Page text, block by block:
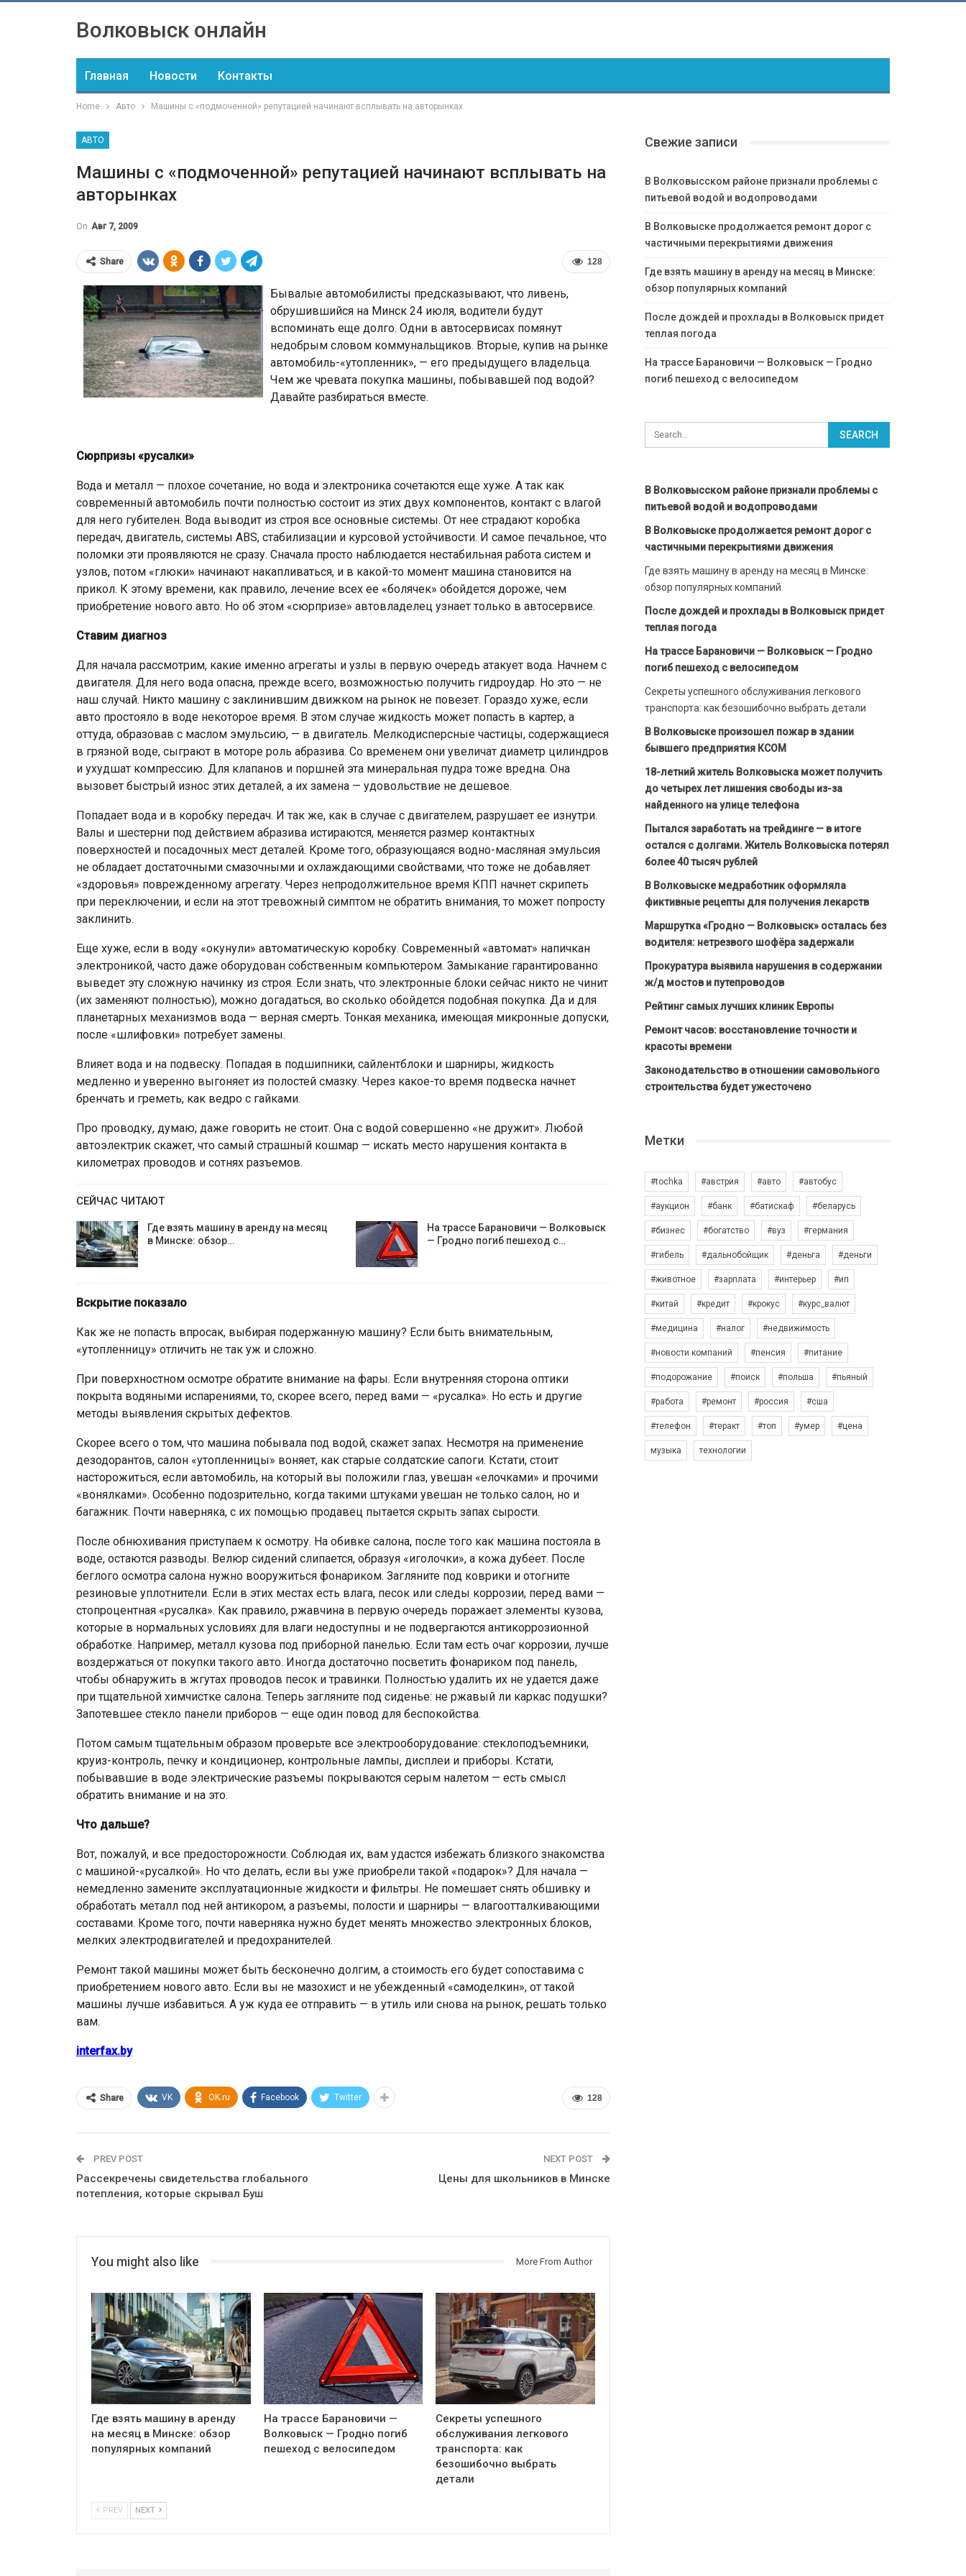
Волковыск онлайн
Главная Новости Контакты
Home Авто Машины с «подмоченной» репутацией начинают всплывать на авторынках
АВТО
Машины с «подмоченной» репутацией начинают всплывать на
авторынках
On Авг 7, 2009
128
Share
Бывалые автомобилисты предсказывают, что ливень,
обрушившийся на Минск 24 июля, водители будут
вспоминать еще долго. Одни в автосервисах помянут
недобрым словом коммунальщиков. Вторые, купив на рынке
автомобиль-«утопленник», — его предыдущего владельца.
Чем же чревата покупка машины, побывавшей под водой?
Давайте разбираться вместе.
Сюрпризы «русалки»
Вода и металл — плохое сочетание, но вода и электроника сочетаются еще хуже. А так как
современный автомобиль почти полностью состоит из этих двух компонентов, контакт с влагой
для него губителен. Вода выводит из строя все основные системы. От нее страдают коробка
передач, двигатель, системы ABS, стабилизации и курсовой устойчивости. И самое печальное, что
поломки эти проявляются не сразу. Сначала просто наблюдается нестабильная работа систем и
узлов, потом «глюки» начинают накапливаться, и в какой-то момент машина становится на
прикол. К этому времени, как правило, лечение всех ее «болячек» обойдется дороже, чем
приобретение нового авто. Но об этом «сюрпризе» автовладелец узнает только в автосервисе.
Ставим диагноз
Для начала рассмотрим, какие именно агрегаты и узлы в первую очередь атакует вода. Начнем с
двигателя. Для него вода опасна, прежде всего, возможностью получить гидроудар. Но это — не
наш случай. Никто машину с заклинившим движком на рынок не повезет. Гораздо хуже, если
авто простояло в воде некоторое время. В этом случае жидкость может попасть в картер, а
оттуда, образовав с маслом эмульсию, — в двигатель. Мелкодисперсные частицы, содержащиеся
в грязной воде, сыграют в моторе роль абразива. Со временем они увеличат диаметр цилиндров
и ухудшат компрессию. Для клапанов и поршней эта минеральная пудра тоже вредна. Она
вызовет быстрый износ этих деталей, а их замена — удовольствие не дешевое.
Попадает вода и в коробку передач. И так же, как в случае с двигателем, разрушает ее изнутри.
Валы и шестерни под действием абразива истираются, меняется размер контактных
поверхностей и посадочных мест деталей. Кроме того, образующаяся водно-масляная эмульсия
не обладает достаточными смазочными и охлаждающими свойствами, что тоже не добавляет
«здоровья» поврежденному агрегату. Через непродолжительное время КПП начнет скрипеть
при переключении, и если на этот тревожный симптом не обратить внимания, то может попросту
заклинить.
Еще хуже, если в воду «окунули» автоматическую коробку. Современный «автомат» напичкан
электроникой, часто даже оборудован собственным компьютером. Замыкание гарантированно
выведет эту сложную начинку из строя. Если знать, что электронные блоки сейчас никто не чинит
(их заменяют полностью), можно догадаться, во сколько обойдется подобная покупка. Да и для
планетарных механизмов вода — верная смерть. Тонкая механика, имеющая микронные допуски,
после «шлифовки» потребует замены.
Влияет вода и на подвеску. Попадая в подшипники, сайлентблоки и шарниры, жидкость
медленно и уверенно выгоняет из полостей смазку. Через какое-то время подвеска начнет
бренчать и греметь, как ведро с гайками.
Про проводку, думаю, даже говорить не стоит. Она с водой совершенно «не дружит». Любой
автоэлектрик скажет, что самый страшный кошмар — искать место нарушения контакта в
километрах проводов и сотнях разъемов.
СЕЙЧАС ЧИТАЮТ
Где взять машину в аренду на месяц
в Минске: обзор…
На трассе Барановичи — Волковыск
— Гродно погиб пешеход с…
Вскрытие показало
Как же не попасть впросак, выбирая подержанную машину? Если быть внимательным,
«утопленницу» отличить не так уж и сложно.
При поверхностном осмотре обратите внимание на фары. Если внутренняя сторона оптики
покрыта водяными испарениями, то, скорее всего, перед вами — «русалка». Но есть и другие
методы выявления скрытых дефектов.
Скорее всего о том, что машина побывала под водой, скажет запах. Несмотря на применение
дезодорантов, салон «утопленницы» воняет, как старые солдатские сапоги. Кстати, стоит
насторожиться, если автомобиль, на который вы положили глаз, увешан «елочками» и прочими
«вонялками». Особенно подозрительно, когда такими штуками увешан не только салон, но и
багажник. Почти наверняка, с их помощью продавец пытается скрыть запах сырости.
После обнюхивания приступаем к осмотру. На обивке салона, после того как машина постояла в
воде, остаются разводы. Велюр сидений слипается, образуя «иголочки», а кожа дубеет. После
беглого осмотра салона нужно вооружиться фонариком. Загляните под коврики и отогните
резиновые уплотнители. Если в этих местах есть влага, песок или следы коррозии, перед вами —
стопроцентная «русалка». Как правило, ржавчина в первую очередь поражает элементы кузова,
которые в нормальных условиях для влаги недоступны и не подвергаются антикоррозионной
обработке. Например, металл кузова под приборной панелью. Если там есть очаг коррозии, лучше
воздержаться от покупки такого авто. Иногда достаточно посветить фонариком под панель,
чтобы обнаружить в жгутах проводов песок и травинки. Полностью удалить их не удается даже
при тщательной химчистке салона. Теперь загляните под сиденье: не ржавый ли каркас подушки?
Запотевшее стекло панели приборов — еще один повод для беспокойства.
Потом самым тщательным образом проверьте все электрооборудование: стеклоподъемники,
круиз-контроль, печку и кондиционер, контрольные лампы, дисплеи и приборы. Кстати,
побывавшие в воде электрические разъемы покрываются серым налетом — есть смысл
обратить внимание и на это.
Что дальше?
Вот, пожалуй, и все предосторожности. Соблюдая их, вам удастся избежать близкого знакомства
с машиной-«русалкой». Но что делать, если вы уже приобрели такой «подарок»? Для начала —
немедленно замените эксплуатационные жидкости и фильтры. Не помешает снять обшивку и
обработать металл под ней антикором, а разъемы, полости и шарниры — влагоотталкивающими
составами. Кроме того, почти наверняка нужно будет менять множество электронных блоков,
мелких электродвигателей и предохранителей.
Ремонт такой машины может быть бесконечно долгим, а стоимость его будет сопоставима с
приобретением нового авто. Если вы не мазохист и не убежденный «самоделкин», от такой
машины лучше избавиться. А уж куда ее отправить — в утиль или снова на рынок, решать только
вам.
interfax.by
128
Share VK OK.ru Facebook Twitter
PREV POST
Рассекречены свидетельства глобального
потепления, которые скрывал Буш
NEXT POST
Цены для школьников в Минске
You might also like More From Author
Где взять машину в аренду
на месяц в Минске: обзор
популярных компаний
На трассе Барановичи —
Волковыск — Гродно погиб
пешеход с велосипедом
Секреты успешного
обслуживания легкового
транспорта: как
безошибочно выбрать
детали
PREV NEXT
Свежие записи
В Волковысском районе признали проблемы с
питьевой водой и водопроводами
В Волковыске продолжается ремонт дорог с
частичными перекрытиями движения
Где взять машину в аренду на месяц в Минске:
обзор популярных компаний
После дождей и прохлады в Волковыск придет
теплая погода
На трассе Барановичи — Волковыск — Гродно
погиб пешеход с велосипедом
В Волковысском районе признали проблемы с
питьевой водой и водопроводами
В Волковыске продолжается ремонт дорог с
частичными перекрытиями движения
Где взять машину в аренду на месяц в Минске:
обзор популярных компаний
После дождей и прохлады в Волковыск придет
теплая погода
На трассе Барановичи — Волковыск — Гродно
погиб пешеход с велосипедом
Секреты успешного обслуживания легкового
транспорта: как безошибочно выбрать детали
В Волковыске произошел пожар в здании
бывшего предприятия КСОМ
18-летний житель Волковыска может получить
до четырех лет лишения свободы из-за
найденного на улице телефона
Пытался заработать на трейдинге — в итоге
остался с долгами. Житель Волковыска потерял
более 40 тысяч рублей
В Волковыске медработник оформляла
фиктивные рецепты для получения лекарств
Маршрутка «Гродно — Волковыск» осталась без
водителя: нетрезвого шофёра задержали
Прокуратура выявила нарушения в содержании
ж/д мостов и путепроводов
Рейтинг самых лучших клиник Европы
Ремонт часов: восстановление точности и
красоты времени
Законодательство в отношении самовольного
строительства будет ужесточено
Метки
#tochka #австрия #авто #автобус
#аукцион #банк #батискаф #беларусь
#бизнес #богатство #вуз #германия
#гибель #дальнобойщик #деньга #деньги
#животное #зарплата #интерьер #ип
#китай #кредит #крокус #курс_валют
#медицина #налог #недвижимость
#новости компаний #пенсия #питание
#подорожание #поиск #польша #пьяный
#работа #ремонт #россия #сша
#телефон #теракт #топ #умер #цена
музыка технологии